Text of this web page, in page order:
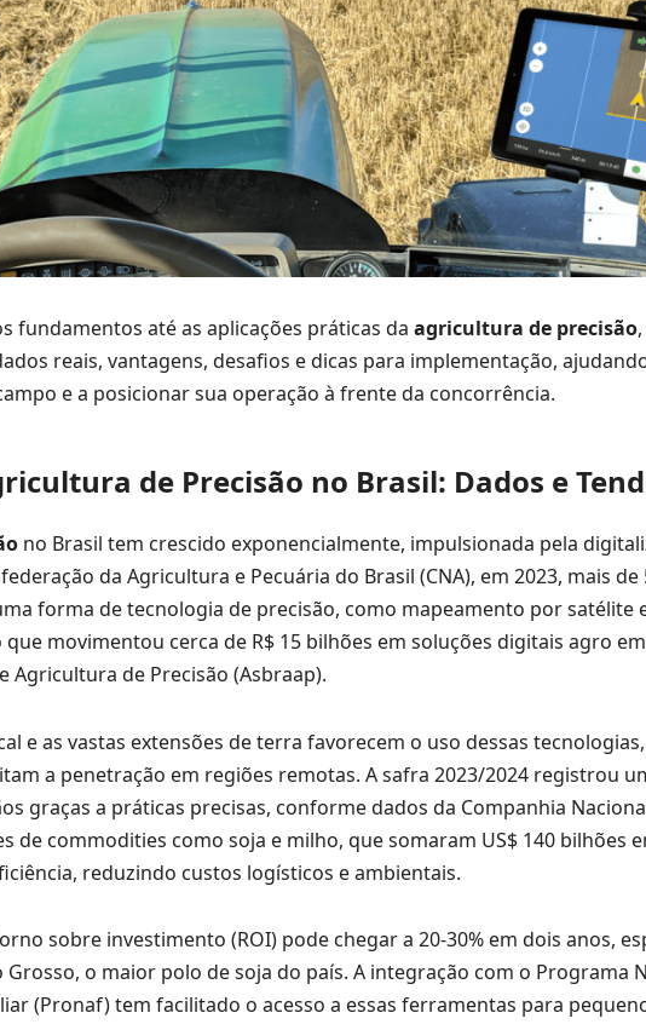
fundamentos até as aplicações práticas da agricultura de precisão
reais, vantagens, desafios e dicas para implementação,
e a posicionar sua operação à frente da concorrência.
de Precisão no Brasil: Dados e
no Brasil tem crescido exponencialmente, impulsionada pela
da Agricultura e Pecuária do Brasil (CNA), em 2023, mais de
forma de tecnologia de precisão, como mapeamento por satélite
movimentou cerca de R$ 15 bilhões em soluções digitais agro
Agricultura de Precisão (Asbraap).
e as vastas extensões de terra favorecem o uso dessas
a penetração em regiões remotas. A safra 2023/2024 registrou
graças a práticas precisas, conforme dados da Companhia
de commodities como soja e milho, que somaram US$ 140 bilhões
reduzindo custos logísticos e ambientais.
sobre investimento (ROI) pode chegar a 20-30% em dois anos,
o maior polo de soja do país. A integração com o Programa
(Pronaf) tem facilitado o acesso a essas ferramentas para